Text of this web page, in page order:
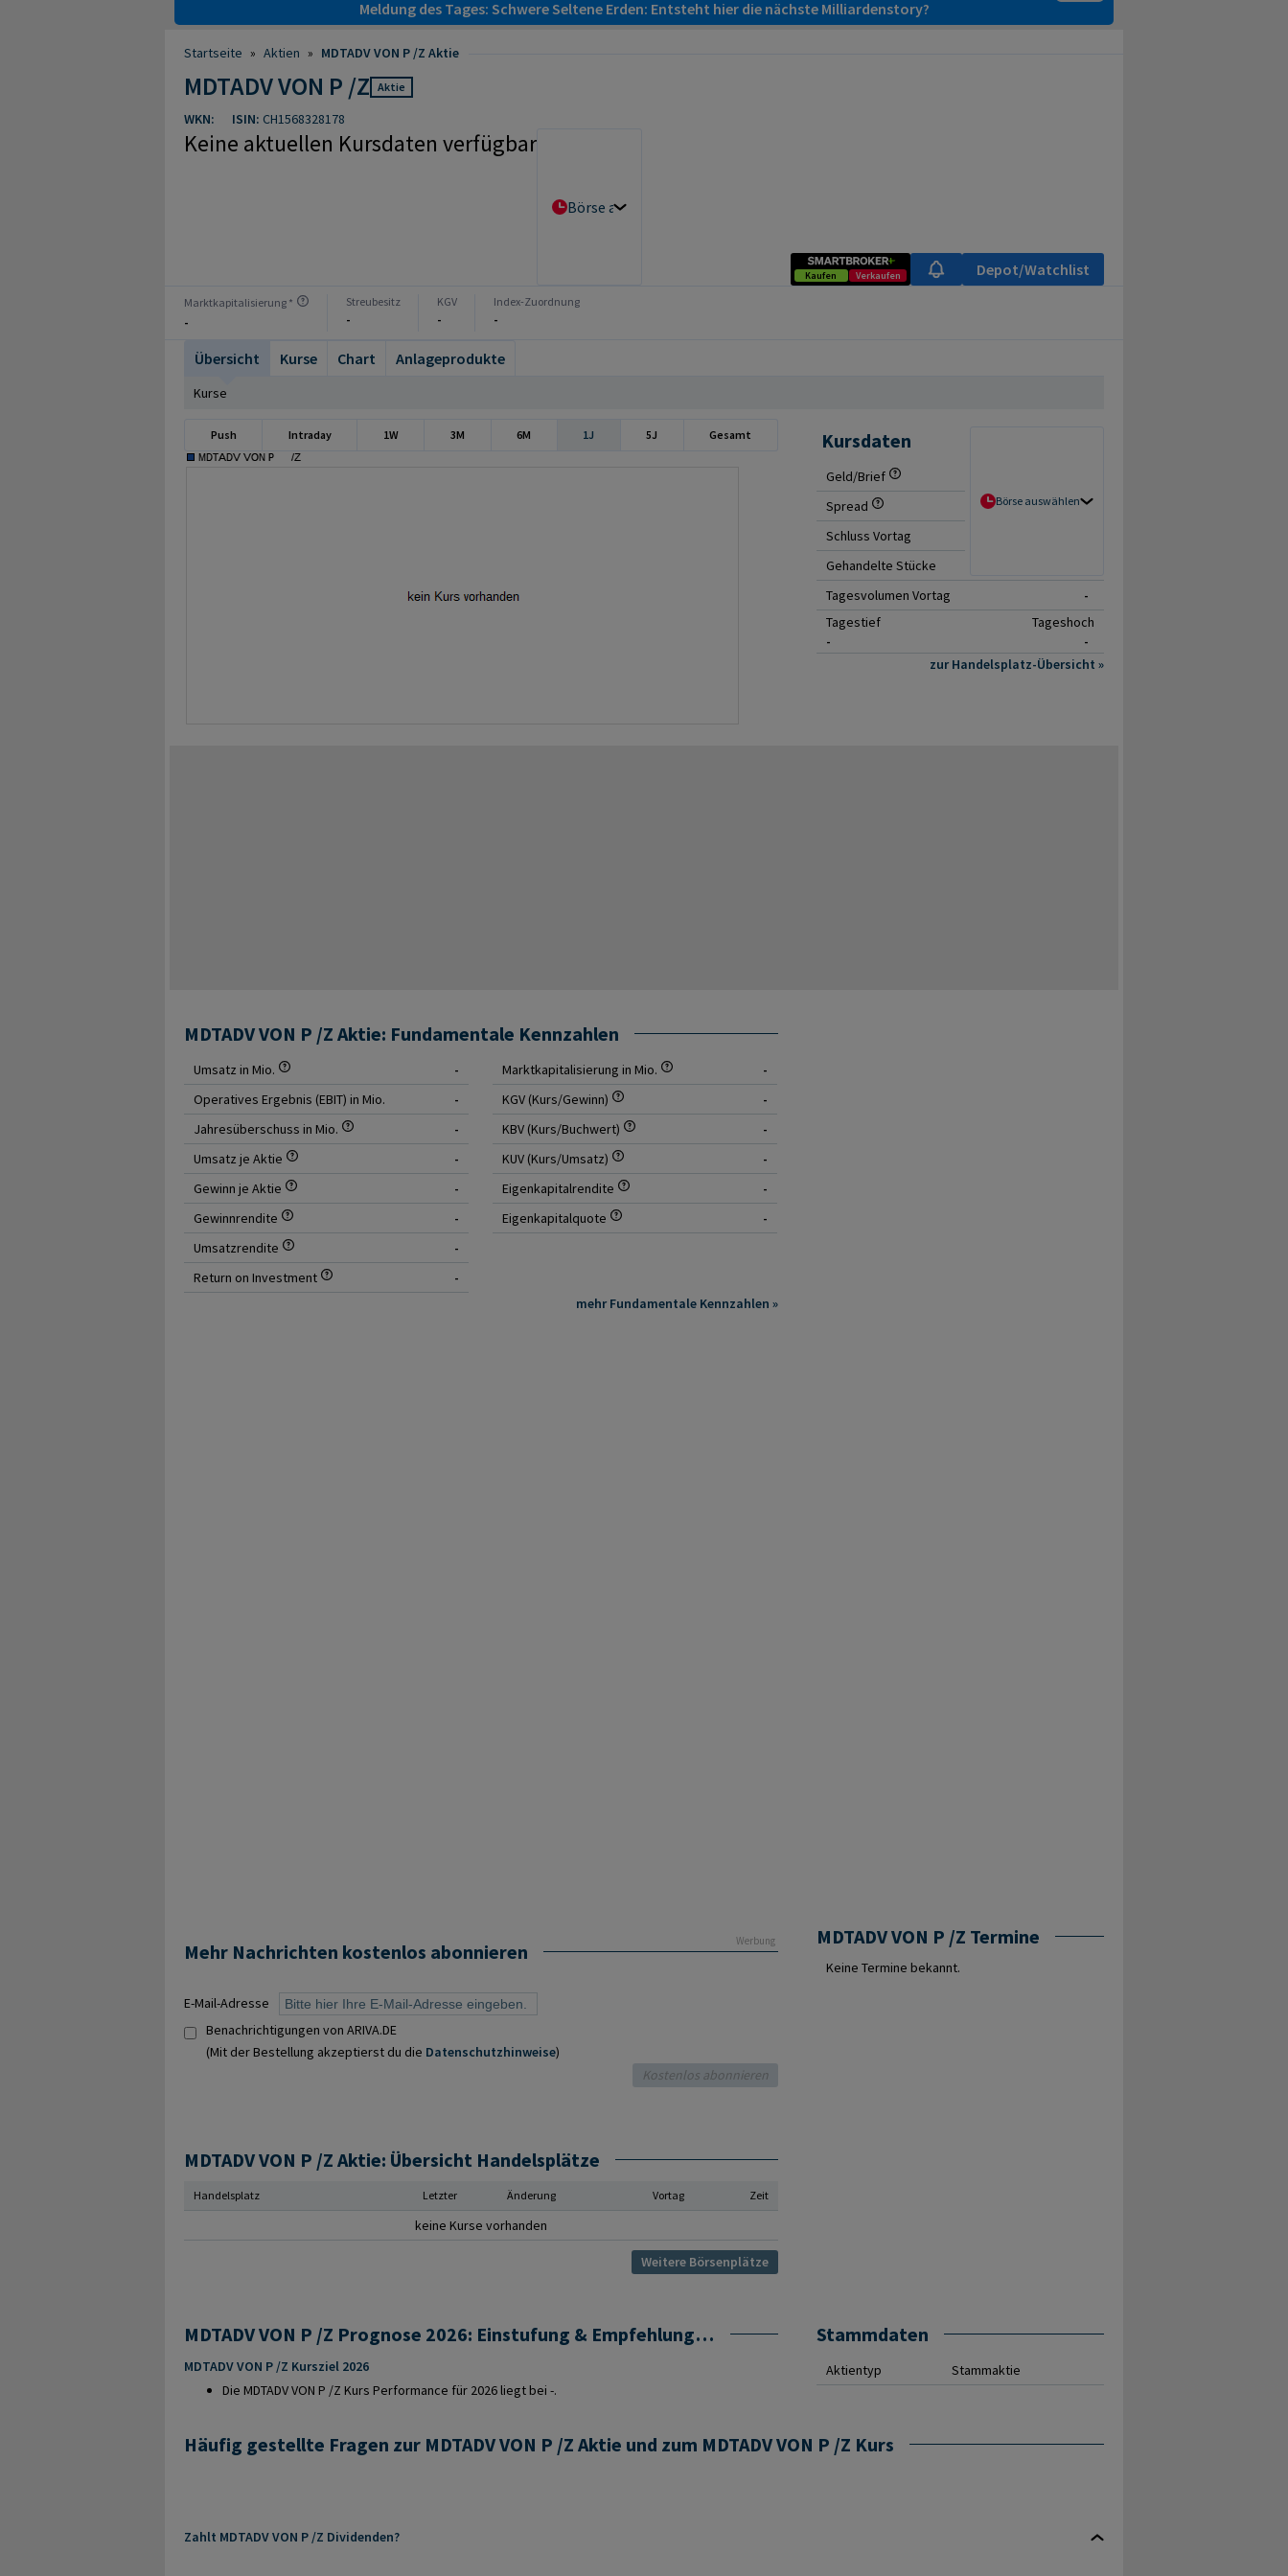
Meldung des Tages: Schwere Seltene Erden: Entsteht hier die nächste Milliardenstory?
Startseite » Aktien » MDTADV VON P /Z Aktie
MDTADV VON P /Z Aktie
WKN: ISIN: CH1568328178
Keine aktuellen Kursdaten verfügbar
Börse auswählen
Kaufen Verkaufen Depot/Watchlist
Marktkapitalisierung *
-
Streubesitz
-
KGV
-
Index-Zuordnung
-
Übersicht Kurse Chart Anlageprodukte
Kurse
Push Intraday 1W 3M 6M 1J 5J Gesamt Kursdaten
Börse auswählen
Geld/Brief
Spread
-
Schluss Vortag
Gehandelte Stücke
Tagesvolumen Vortag
-
Tagestief
-
Tageshoch
-
zur Handelsplatz-Übersicht »
MDTADV VON P /Z Aktie: Fundamentale Kennzahlen
Umsatz in Mio.
-
Operatives Ergebnis (EBIT) in Mio.
-
Jahresüberschuss in Mio.
-
Umsatz je Aktie
-
Gewinn je Aktie
-
Gewinnrendite
-
Umsatzrendite
-
Return on Investment
-
Marktkapitalisierung in Mio.
-
KGV (Kurs/Gewinn)
-
KBV (Kurs/Buchwert)
-
KUV (Kurs/Umsatz)
-
Eigenkapitalrendite
-
Eigenkapitalquote
-
mehr Fundamentale Kennzahlen »
Werbung
Mehr Nachrichten kostenlos abonnieren
E-Mail-Adresse
Benachrichtigungen von ARIVA.DE
(Mit der Bestellung akzeptierst du die Datenschutzhinweise)
MDTADV VON P /Z Termine
Keine Termine bekannt.
MDTADV VON P /Z Aktie: Übersicht Handelsplätze
Handelsplatz Letzter Änderung Vortag Zeit
keine Kurse vorhanden
Weitere Börsenplätze
MDTADV VON P /Z Prognose 2026: Einstufung & Empfehlung von Analysten
MDTADV VON P /Z Kursziel 2026
Die MDTADV VON P /Z Kurs Performance für 2026 liegt bei -.
Stammdaten
Aktientyp Stammaktie
Häufig gestellte Fragen zur MDTADV VON P /Z Aktie und zum MDTADV VON P /Z Kurs
Zahlt MDTADV VON P /Z Dividenden?